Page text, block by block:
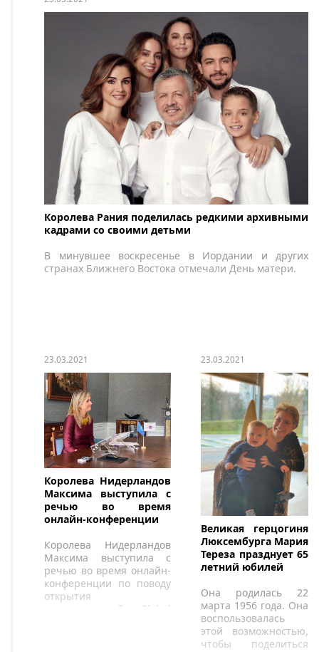
Королева Рания поделилась редкими архивными
кадрами со своими детьми
В минувшее воскресенье в Иордании и других
странах Ближнего Востока отмечали День матери.
23.03.2021
Королева Нидерландов
Максима выступила с
речью во время
онлайн-конференции
Королева Нидерландов
Максима выступила с
речью во время онлайн-
конференции по поводу
открытия
международной Global
23.03.2021
Великая герцогиня
Люксембурга Мария
Тереза празднует 65
летний юбилей
Она родилась 22
марта 1956 года. Она
воспользовалась
этой возможностью,
чтобы поделиться